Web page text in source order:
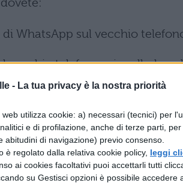
- La tua privacy è la nostra priorità
utilizza cookie: a) necessari (tecnici) per
e di profilazione, anche di terze parti,
abitudini di navigazione) previo consenso.
è regolato dalla relativa cookie policy, leggi
ai cookies facoltativi puoi accettarli tutti
su Gestisci opzioni è possibile accedere
WhatsApp sul vecchio
vecchio telefono e incollarla
che troverà il backup e
può fare il backup oppure
e utile anche se si passa da